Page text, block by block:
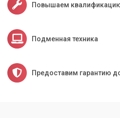
Повышаем
Подменная техника
Предоставим гарантию